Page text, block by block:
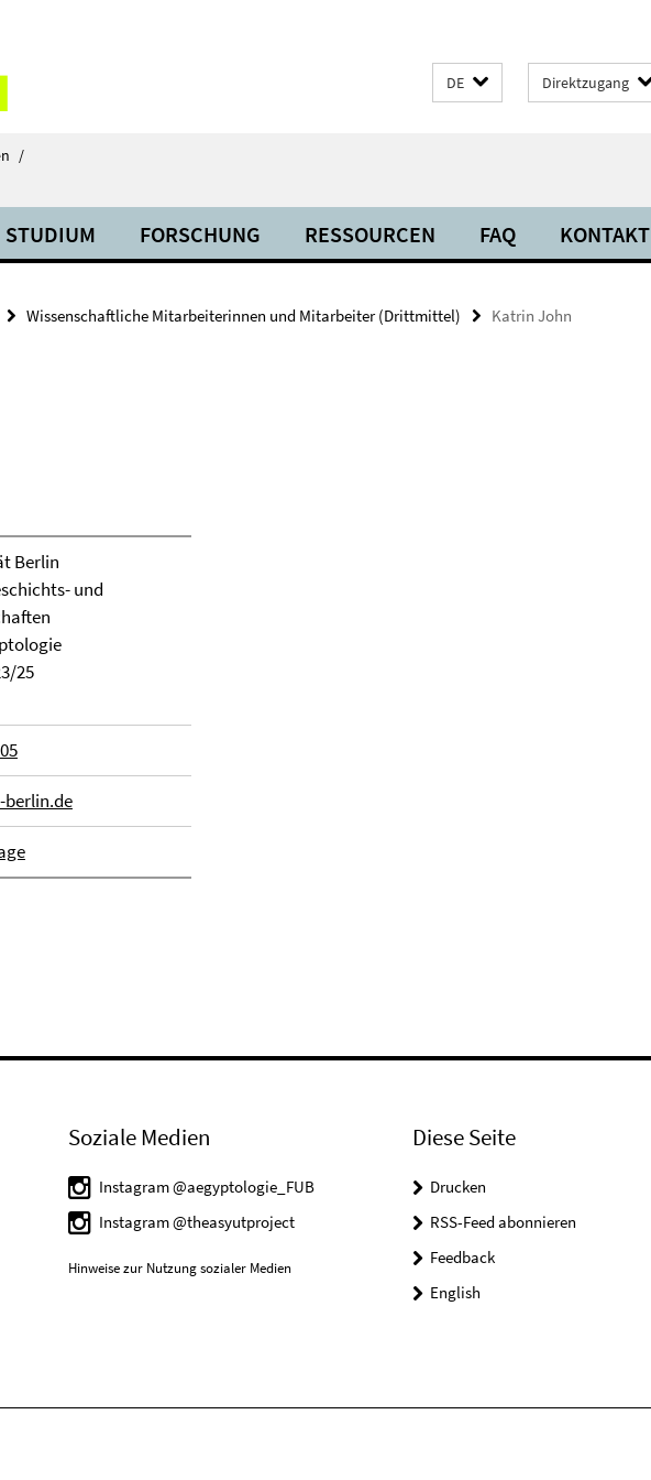
DE Direktzugang
/
STUDIUM FORSCHUNG RESSOURCEN FAQ KONTAKT
Wissenschaftliche Mitarbeiterinnen und Mitarbeiter (Drittmittel) Katrin John
Berlin
und
25
Soziale Medien
Instagram @aegyptologie_FUB
Instagram @theasyutproject
Hinweise zur Nutzung sozialer Medien
Diese Seite
Drucken
RSS-Feed abonnieren
Feedback
English